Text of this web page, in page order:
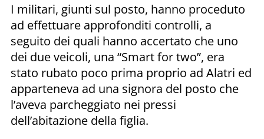
I militari, giunti sul posto, hanno proceduto
ad effettuare approfonditi controlli, a
seguito dei quali hanno accertato che uno
dei due veicoli, una “Smart for two”, era
stato rubato poco prima proprio ad Alatri ed
apparteneva ad una signora del posto che
l’aveva parcheggiato nei pressi
dell’abitazione della figlia.